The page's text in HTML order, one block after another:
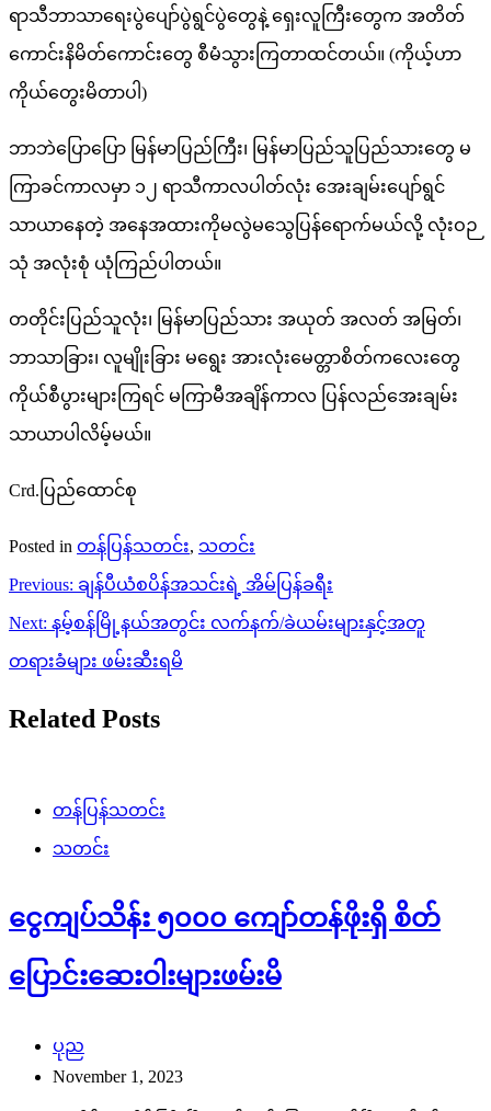
ရာသီဘာသာရေးပွဲပျော်ပွဲရွင်ပွဲတွေနဲ့ ရှေးလူကြီးတွေက အတိတ်
ကောင်းနိမိတ်ကောင်းတွေ စီမံသွားကြတာထင်တယ်။ (ကိုယ့်ဟာ
ကိုယ်တွေးမိတာပါ)
ဘာဘဲပြောပြော မြန်မာပြည်ကြီး၊ မြန်မာပြည်သူပြည်သားတွေ မ
ကြာခင်ကာလမှာ ၁၂ ရာသီကာလပါတ်လုံး အေးချမ်းပျော်ရွင်
သာယာနေတဲ့ အနေအထားကိုမလွဲမသွေပြန်ရောက်မယ်လို့ လုံးဝဉ
သုံ အလုံးစုံ ယုံကြည်ပါတယ်။
တတိုင်းပြည်သူလုံး၊ မြန်မာပြည်သား အယုတ် အလတ် အမြတ်၊
ဘာသာခြား၊ လူမျိုးခြား မရွေး အားလုံးမေတ္တာစိတ်ကလေးတွေ
ကိုယ်စီပွားများကြရင် မကြာမီအချိန်ကာလ ပြန်လည်အေးချမ်း
သာယာပါလိမ့်မယ်။
Crd.ပြည်ထောင်စု
Posted in တန်ပြန်သတင်း, သတင်း
Post
navigation
Previous: ချန်ပီယံစပိန်အသင်းရဲ့ အိမ်ပြန်ခရီး
Next: နမ့်စန်မြို့နယ်အတွင်း လက်နက်/ခဲယမ်းများနှင့်အတူ
တရားခံများ ဖမ်းဆီးရမိ
Related Posts
တန်ပြန်သတင်း
သတင်း
ငွေကျပ်သိန်း ၅၀၀၀ ကျော်တန်ဖိုးရှိ စိတ်
ပြောင်းဆေးဝါးများဖမ်းမိ
ပုည
November 1, 2023